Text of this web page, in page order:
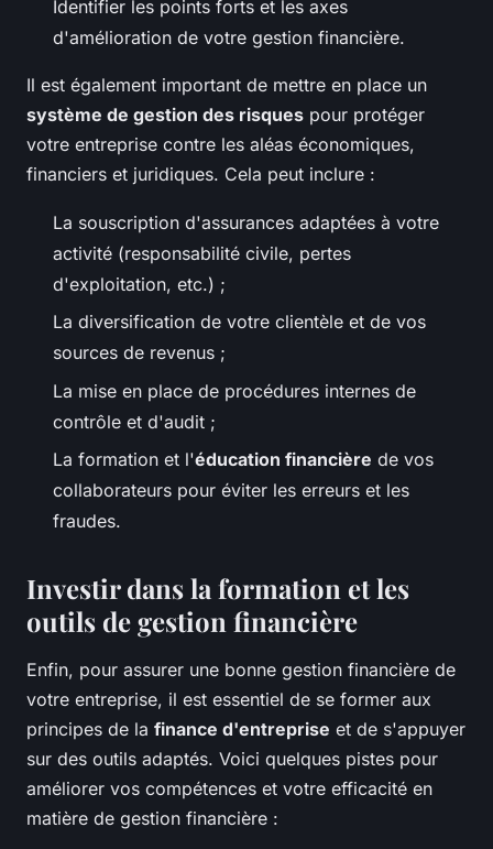
Identifier les points forts et les axes
d'amélioration de votre gestion financière.
Il est également important de mettre en place un
système de gestion des risques pour protéger
votre entreprise contre les aléas économiques,
financiers et juridiques. Cela peut inclure :
La souscription d'assurances adaptées à votre
activité (responsabilité civile, pertes
d'exploitation, etc.) ;
La diversification de votre clientèle et de vos
sources de revenus ;
La mise en place de procédures internes de
contrôle et d'audit ;
La formation et l'éducation financière de vos
collaborateurs pour éviter les erreurs et les
fraudes.
Investir dans la formation et les
outils de gestion financière
Enfin, pour assurer une bonne gestion financière de
votre entreprise, il est essentiel de se former aux
principes de la finance d'entreprise et de s'appuyer
sur des outils adaptés. Voici quelques pistes pour
améliorer vos compétences et votre efficacité en
matière de gestion financière :